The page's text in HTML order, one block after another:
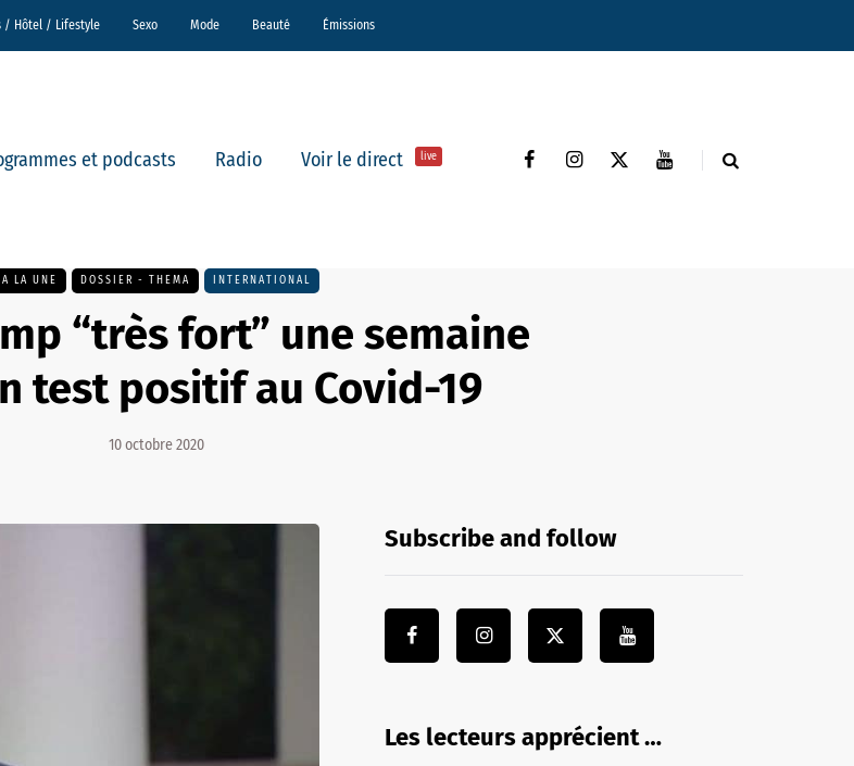
/ Hôtel / Lifestyle Sexo Mode Beauté Émissions
et podcasts Radio Voir le direct live
A LA UNE DOSSIER - THEMA INTERNATIONAL
“très fort” une semaine
test positif au Covid-19
10 octobre 2020
Subscribe and follow
Les lecteurs apprécient …